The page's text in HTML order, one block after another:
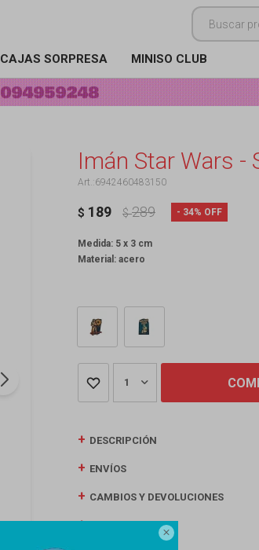

CAJAS SORPRESA MINISO CLUB
Imán Star Wars -
6942460483150
$ 189 $ 289 34
Medida: 5 x 3 cm
Material: acero
1
DESCRIPCIÓN
ENVÍOS
CAMBIOS Y DEVOLUCIONES
MEDIOS DE PAGO